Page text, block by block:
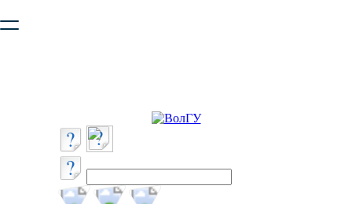
безопасную работу с сайтом. Пожалуйста